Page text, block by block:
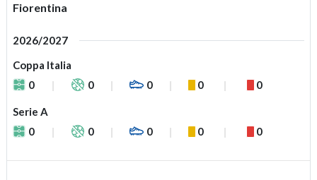
Fiorentina
2026/2027
Coppa Italia
0
0 0 0 0
Serie A
0
0 0 0 0